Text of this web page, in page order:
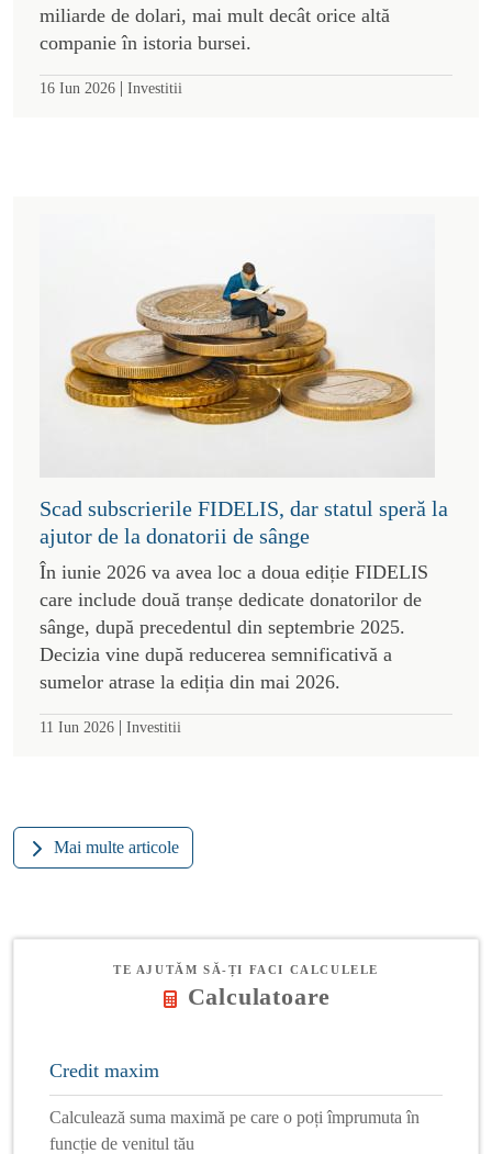
miliarde de dolari, mai mult decât orice altă
companie în istoria bursei.
16 Iun 2026 | Investitii
Scad subscrierile FIDELIS, dar statul speră la
ajutor de la donatorii de sânge
În iunie 2026 va avea loc a doua ediție FIDELIS
care include două tranșe dedicate donatorilor de
sânge, după precedentul din septembrie 2025.
Decizia vine după reducerea semnificativă a
sumelor atrase la ediția din mai 2026.
11 Iun 2026 | Investitii
Mai multe articole
TE AJUTĂM SĂ-ȚI FACI CALCULELE
Calculatoare
Credit maxim
Calculează suma maximă pe care o poți împrumuta în
funcție de venitul tău